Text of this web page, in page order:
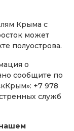
Крыма с
может
полуострова.
о
сообщите по
+7 978
служб